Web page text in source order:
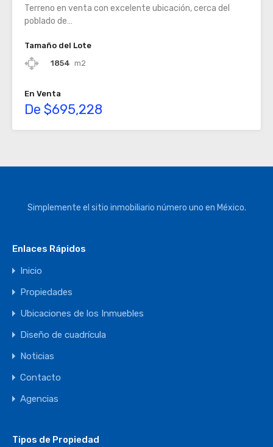
Terreno en venta con excelente ubicación, cerca del
poblado de…
Tamaño del Lote
1854 m2
En Venta
De $695,228
Simplemente el sitio inmobiliario número uno en México.
Enlaces Rápidos
Inicio
Propiedades
Ubicaciones de los Inmuebles
Diseño de cuadrícula
Noticias
Contacto
Agencias
Tipos de Propiedad